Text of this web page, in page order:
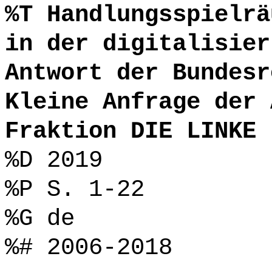
%T
in der
Antwort der
Kleine Anfrage der
Fraktion DIE LINKE
%D 2019
%P S. 1-22
%G de
%# 2006-2018